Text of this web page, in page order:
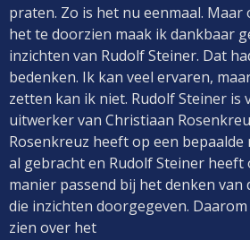
praten. Zo is het nu eenmaal.
het te doorzien maak ik dankbaar
inzichten van Rudolf Steiner. Dat
bedenken. Ik kan veel ervaren,
zetten kan ik niet. Rudolf Steiner is
uitwerker van Christiaan
Rosenkreuz heeft op een
al gebracht en Rudolf Steiner heeft
manier passend bij het denken van
die inzichten doorgegeven.
zien over het